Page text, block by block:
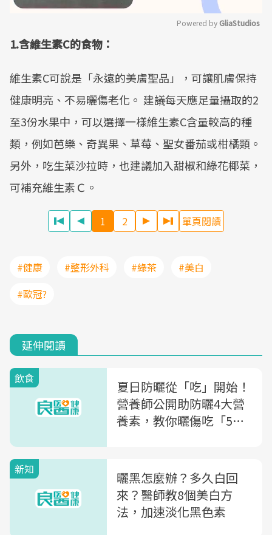
Powered by GliaStudios
1.含維生素C的食物：
維生素C可說是「永遠的美膚聖品」，可讓肌膚保持
健康明亮、不易曬傷老化。 建議每天應足量攝取的2
至3份水果中，可以選擇一樣維生素C含量較高的種
類，例如芭樂、奇異果、草莓、聖女番茄或柑橘類。
另外，吃生菜沙拉時，也建議加入甜椒和綠花椰菜，
可補充維生素Ｃ。
1 2 單頁閱讀
#健康 #整形外科 #綠茶
#美白
#歐冠?
延伸閱讀
飲食
夏日防曬從「吃」開始！
營養師公開助防曬4大營
養素，教你曬傷吃「5種
新知
曬黑怎麼辦？多久白回
來？醫師教8個美白方
法，加速淡化黑色素